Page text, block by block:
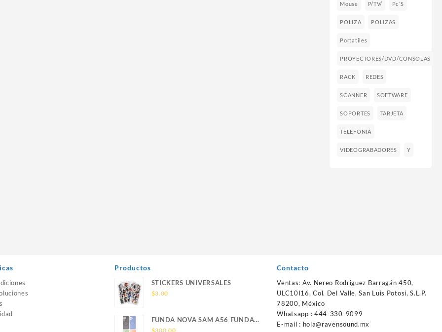
Mouse P/TV/ Pc´s
POLIZA POLIZAS
Portatiles
PROYECTORES/DVD/CONSOLAS
RACK REDES
SCANNER SOFTWARE
SOPORTES TARJETA
TELEFONIA
VIDEOGRABADORES Y
Productos
STICKERS UNIVERSALES
$3.00
FUNDA NOVA SAM A56 FUNDA
SILICONA SIN SOPORTE
$300.00
Contacto
Ventas: Av. Nereo Rodriguez Barragán 450,
ULC10I16, Col. Del Valle, San Luis Potosí, S.L.P.
78200, México
Whatsapp : 444-330-9099
E-mail : hola@ravensound.mx